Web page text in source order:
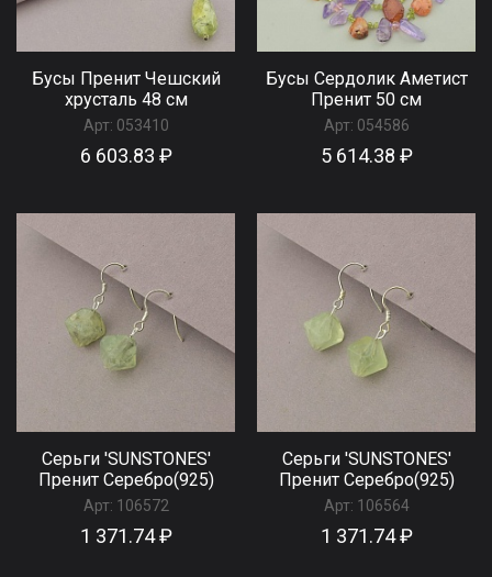
Бусы Пренит Чешский
хрусталь 48 см
Арт: 053410
6 603.83 ₽
Бусы Сердолик Аметист
Пренит 50 см
Арт: 054586
5 614.38 ₽
Серьги 'SUNSTONES'
Пренит Серебро(925)
Арт: 106572
1 371.74 ₽
Серьги 'SUNSTONES'
Пренит Серебро(925)
Арт: 106564
1 371.74 ₽